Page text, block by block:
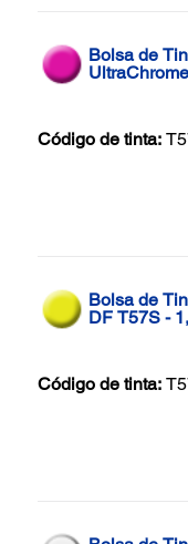
Bolsa de
Código de tinta:
Bolsa de
DF T57S -
Código de tinta: